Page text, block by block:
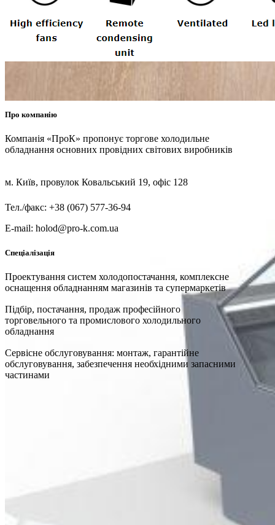
Про компанію
Компанія «ПроК» пропонує торгове холодильне
обладнання основних провідних світових виробників
м. Київ, провулок Ковальський 19, офіс 128
Тел./факс: +38 (067) 577-36-94
E-mail: holod@pro-k.com.ua
Спеціалізація
Проектування систем холодопостачання, комплексне
оснащення обладнанням магазинів та супермаркетів
Підбір, постачання, продаж професійного
торговельного та промислового холодильного
обладнання
Сервісне обслуговування: монтаж, гарантійне
обслуговування, забезпечення необхідними запасними
частинами